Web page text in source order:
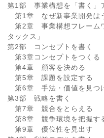
第1部 事業構想を「書く」
第1章 なぜ新事業開発は
第2章 事業構想フレーム
タックス」
第2部 コンセプトを書く
第3章コンセプトをつくる
第4章 顧客を決める
第5章 課題を設定する
第6章 手法・価値を見つ
第3部 戦略を書く
第7章 競合をとらえる
第8章 競争環境を把握す
第9章 優位性を見出す